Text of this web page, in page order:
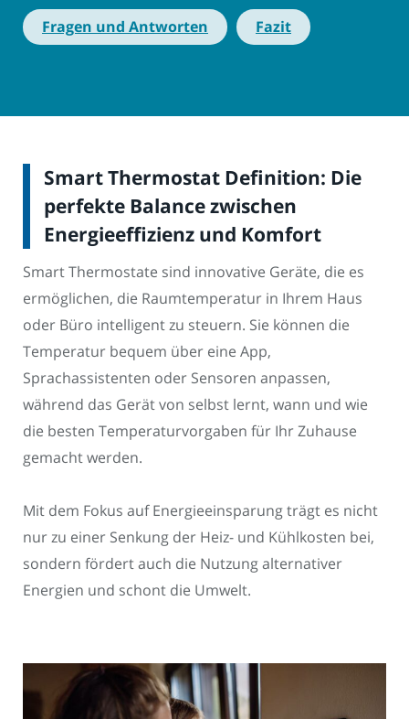
Fragen und Antworten Fazit
Smart Thermostat Definition: Die
perfekte Balance zwischen
Energieeffizienz und Komfort
Smart Thermostate sind innovative Geräte, die es
ermöglichen, die Raumtemperatur in Ihrem Haus
oder Büro intelligent zu steuern. Sie können die
Temperatur bequem über eine App,
Sprachassistenten oder Sensoren anpassen,
während das Gerät von selbst lernt, wann und wie
die besten Temperaturvorgaben für Ihr Zuhause
gemacht werden.
Mit dem Fokus auf Energieeinsparung trägt es nicht
nur zu einer Senkung der Heiz- und Kühlkosten bei,
sondern fördert auch die Nutzung alternativer
Energien und schont die Umwelt.